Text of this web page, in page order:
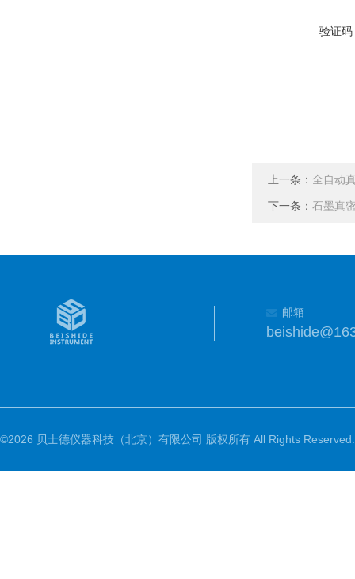
验证码
上一条： 全自动
下一条： 石墨真
邮箱
©2026 贝士德仪器科技（北京）有限公司 版权所有 All Rights Reserved.